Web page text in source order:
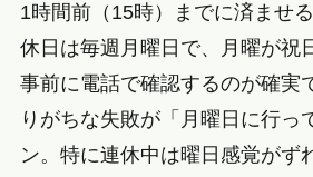
1時間前（15時）までに済ませ
休日は毎週月曜日で、月曜が祝
事前に電話で確認するのが確実
りがちな失敗が「月曜日に行っ
ン。特に連休中は曜日感覚がず